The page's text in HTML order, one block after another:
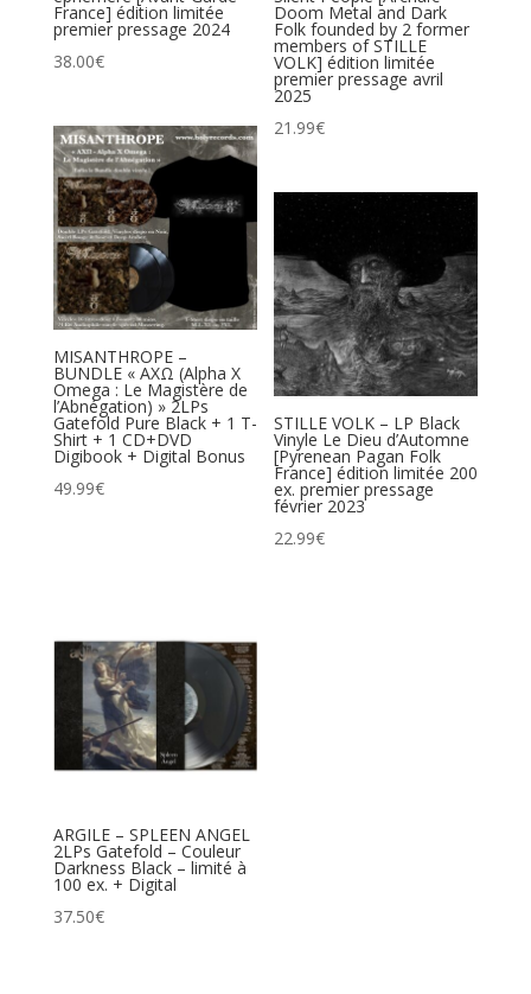
France] édition limitée
premier pressage 2024
38.00€
Doom Metal and Dark
Folk founded by 2 former
members of STILLE
VOLK] édition limitée
premier pressage avril
2025
21.99€
MISANTHROPE –
BUNDLE « ΑXΩ (Alpha X
Omega : Le Magistère de
l’Abnégation) » 2LPs
Gatefold Pure Black + 1 T-
Shirt + 1 CD+DVD
Digibook + Digital Bonus
49.99€
STILLE VOLK – LP Black
Vinyle Le Dieu d’Automne
[Pyrenean Pagan Folk
France] édition limitée 200
ex. premier pressage
février 2023
22.99€
ARGILE – SPLEEN ANGEL
2LPs Gatefold – Couleur
Darkness Black – limité à
100 ex. + Digital
37.50€